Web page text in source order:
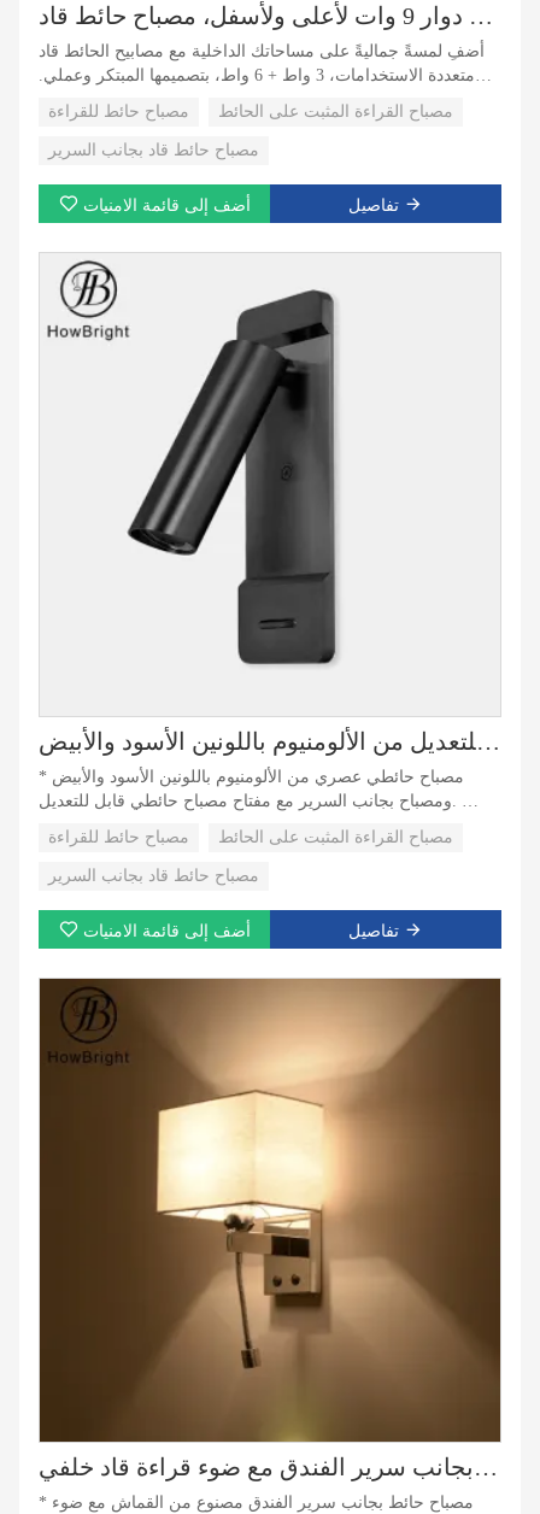
مصباح حائط قاد دوار 9 وات لأعلى ولأسفل، مصباح حائط قاد
أضفِ لمسةً جماليةً على مساحاتك الداخلية مع مصابيح الحائط قاد
متعددة الاستخدامات، 3 واط + 6 واط، بتصميمها المبتكر وعملي.
وتوفر إضاءةً قابلة للتعديل، مثاليةً للقراءة، والإضاءة المميزة،
مصباح حائط للقراءة مصباح القراءة المثبت على الحائط
مصباح حائط قاد بجانب السرير
أضف إلى قائمة الامنيات تفاصيل
مصباح حائط حديث قابل للتعديل من الألومنيوم باللونين الأسود والأبيض
* مصباح حائطي عصري من الألومنيوم باللونين الأسود والأبيض
مصباح حائط للقراءة مصباح القراءة المثبت على الحائط
مصباح حائط قاد بجانب السرير
أضف إلى قائمة الامنيات تفاصيل
غطاء مصباح قماشي بجانب سرير الفندق مع ضوء قراءة قاد خلفي
* مصباح حائط بجانب سرير الفندق مصنوع من القماش مع ضوء